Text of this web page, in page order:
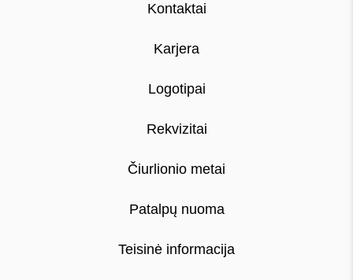
Kontaktai
Karjera
Logotipai
Rekvizitai
Čiurlionio metai
Patalpų nuoma
Teisinė informacija